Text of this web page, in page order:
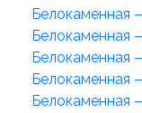
Белокаменная
Белокаменная
Белокаменная
Белокаменная
Белокаменная